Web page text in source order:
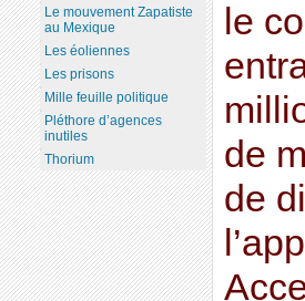
le
de
de
Le mouvement Zapatiste
au Mexique
Les éoliennes
Les prisons
Mille feuille politique
Pléthore d’agences
inutiles
Thorium